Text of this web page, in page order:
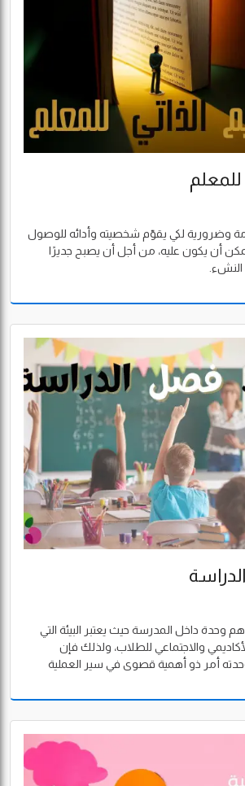
للمعلم
وضرورية لكي يقوّم شخصيته وأدائه للوصول
أن يكون عليه، من أجل أن يصبح جديرًا
النشء.
وحدة داخل المدرسة حيث يعتبر البيئة التي
والاجتماعي للطلاب، ولذلك فإن
أمر ذو أهمية قصوى في سير العملية